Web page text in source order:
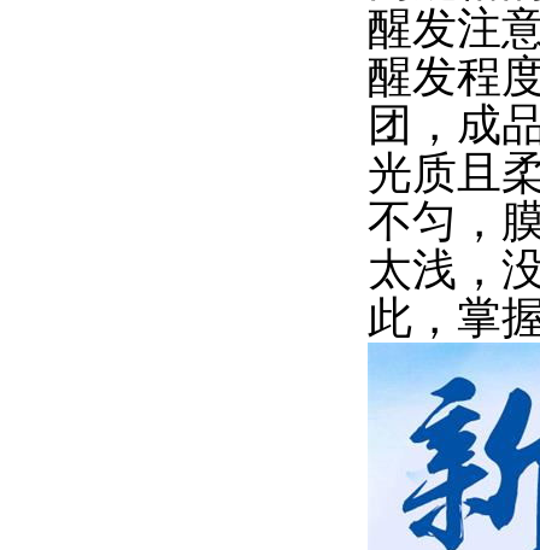
醒发注
醒发程
团，成
光质且
不匀，
太浅，
此，掌